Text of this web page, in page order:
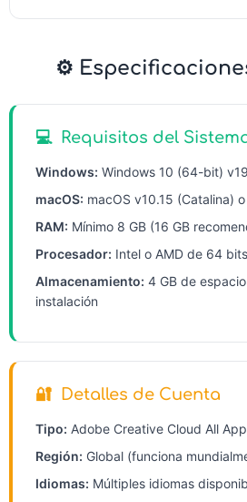
⚙️
💻 Requisitos del
Windows: Windows 10 (64-bit)
macOS: macOS v10.15 (Catalina)
RAM: Mínimo 8 GB (16 GB
Procesador: Intel o AMD de 64
Almacenamiento: 4 GB de
instalación
🔐 Detalles de Cuenta
Tipo: Adobe Creative Cloud All
Región: Global (funciona
Idiomas: Múltiples idiomas